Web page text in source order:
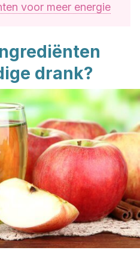
voor meer energie
drank?